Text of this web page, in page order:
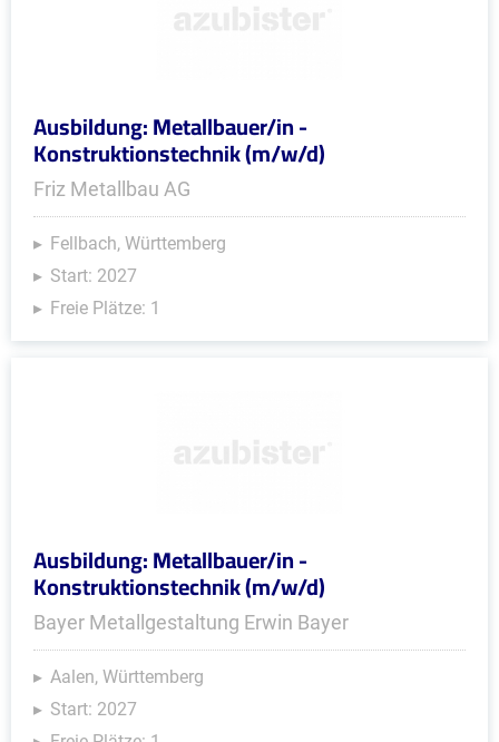
Ausbildung: Metallbauer/in -
Konstruktionstechnik (m/w/d)
Friz Metallbau AG
Fellbach, Württemberg
Start: 2027
Freie Plätze: 1
Ausbildung: Metallbauer/in -
Konstruktionstechnik (m/w/d)
Bayer Metallgestaltung Erwin Bayer
Aalen, Württemberg
Start: 2027